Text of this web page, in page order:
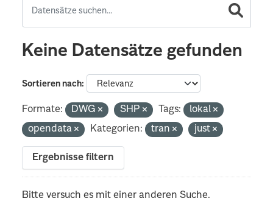
Keine Datensätze gefunden
Sortieren nach
Formate: DWG SHP Tags:
lokal
opendata
Kategorien: tran just
Ergebnisse filtern
Bitte versuch es mit einer anderen Suche.